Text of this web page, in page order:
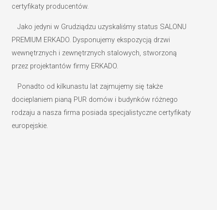
certyfikaty producentów.
Jako jedyni w Grudziądzu uzyskaliśmy status SALONU
PREMIUM ERKADO. Dysponujemy ekspozycją drzwi
wewnętrznych i zewnętrznych stalowych, stworzoną
przez projektantów firmy ERKADO.
Ponadto od kilkunastu lat zajmujemy się także
docieplaniem pianą PUR domów i budynków różnego
rodzaju a nasza firma posiada specjalistyczne certyfikaty
europejskie.